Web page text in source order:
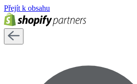
Přejít k obsahu